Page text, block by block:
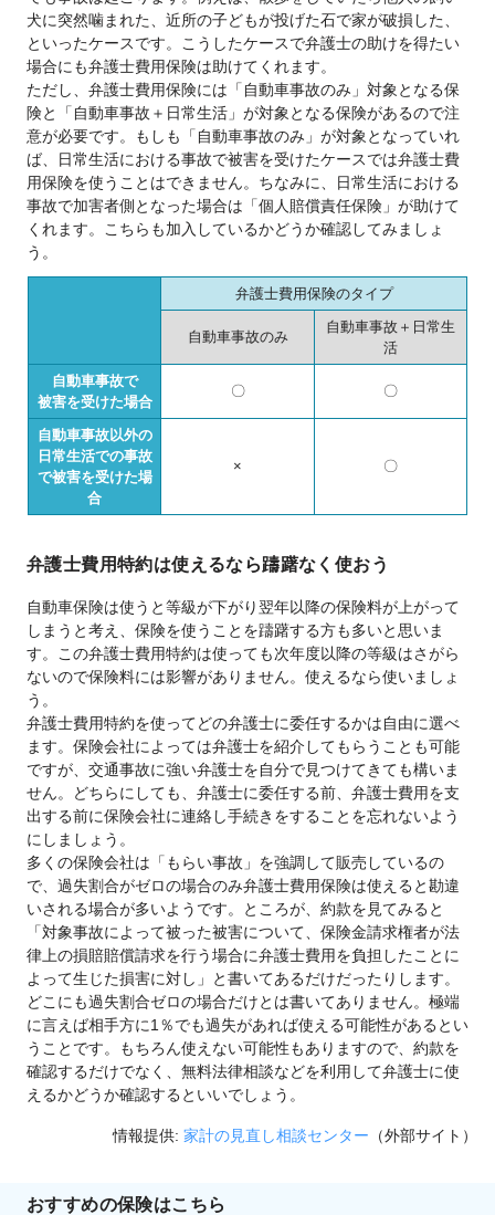
犬に突然噛まれた、近所の子どもが投げた石で家が破損した、
といったケースです。こうしたケースで弁護士の助けを得たい
場合にも弁護士費用保険は助けてくれます。
ただし、弁護士費用保険には「自動車事故のみ」対象となる保
険と「自動車事故＋日常生活」が対象となる保険があるので注
意が必要です。もしも「自動車事故のみ」が対象となっていれ
ば、日常生活における事故で被害を受けたケースでは弁護士費
用保険を使うことはできません。ちなみに、日常生活における
事故で加害者側となった場合は「個人賠償責任保険」が助けて
くれます。こちらも加入しているかどうか確認してみましょ
う。
弁護士費用保険のタイプ
自動車事故のみ
自動車事故＋日常生
活
自動車事故で
被害を受けた場合
〇 〇
自動車事故以外の
日常生活での事故
で被害を受けた場
合
× 〇
弁護士費用特約は使えるなら躊躇なく使おう
自動車保険は使うと等級が下がり翌年以降の保険料が上がって
しまうと考え、保険を使うことを躊躇する方も多いと思いま
す。この弁護士費用特約は使っても次年度以降の等級はさがら
ないので保険料には影響がありません。使えるなら使いましょ
う。
弁護士費用特約を使ってどの弁護士に委任するかは自由に選べ
ます。保険会社によっては弁護士を紹介してもらうことも可能
ですが、交通事故に強い弁護士を自分で見つけてきても構いま
せん。どちらにしても、弁護士に委任する前、弁護士費用を支
出する前に保険会社に連絡し手続きをすることを忘れないよう
にしましょう。
多くの保険会社は「もらい事故」を強調して販売しているの
で、過失割合がゼロの場合のみ弁護士費用保険は使えると勘違
いされる場合が多いようです。ところが、約款を見てみると
「対象事故によって被った被害について、保険金請求権者が法
律上の損賠賠償請求を行う場合に弁護士費用を負担したことに
よって生じた損害に対し」と書いてあるだけだったりします。
どこにも過失割合ゼロの場合だけとは書いてありません。極端
に言えば相手方に1％でも過失があれば使える可能性があるとい
うことです。もちろん使えない可能性もありますので、約款を
確認するだけでなく、無料法律相談などを利用して弁護士に使
えるかどうか確認するといいでしょう。
情報提供: 家計の見直し相談センター （外部サイト）
おすすめの保険はこちら